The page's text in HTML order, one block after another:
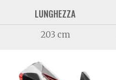
LUNGHEZZA
203 cm